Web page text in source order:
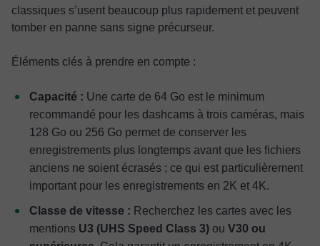
classiques s’usent beaucoup plus rapidement et peuvent
tomber en panne sans signe précurseur.
Éléments clés à prendre en compte :
Capacité : Une carte de 64 Go est le minimum
recommandé pour les dashcams à trois caméras, mais
128 Go ou 256 Go permet de conserver les
enregistrements plus longtemps avant que les fichiers
anciens ne soient écrasés ; ce qui est particulièrement
important pour les enregistrements en 2K et 4K.
Classe de vitesse : Recherchez les cartes avec les
mentions U3 (UHS Speed Class 3) ou V30 ou